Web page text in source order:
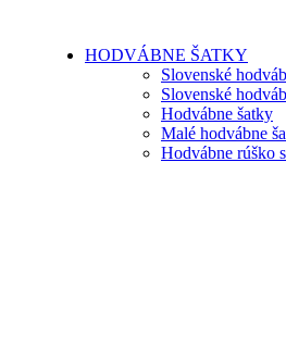
HODVÁBNE ŠATKY
Slovenské
Slovenské
Hodvábne šatky
Malé hodvábne
Hodvábne rúško